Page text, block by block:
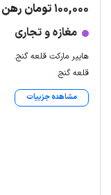
100,000 تومان رهن
مغازه و تجاری
هایپر مارکت قلعه گنج.
قلعه گنج
مشاهده جزییات